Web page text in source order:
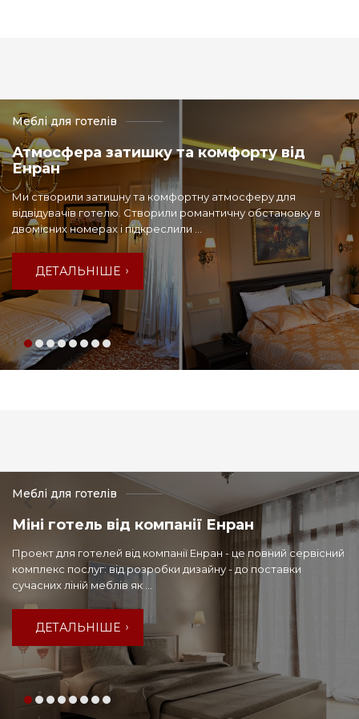
Меблі для готелів
Атмосфера затишку та комфорту від
Енран
Ми створили затишну та комфортну атмосферу для
відвідувачів готелю. Створили романтичну обстановку в
двомісних номерах і підкреслили ...
ДЕТАЛЬНІШЕ
ДЕТАЛЬНІШЕ
ДЕТАЛЬНІШЕ
ДЕТАЛЬНІШЕ
ДЕТАЛЬНІШЕ
ДЕТАЛЬНІШЕ
ДЕТАЛЬНІШЕ
ДЕТАЛЬНІШЕ
Меблі для готелів
Міні готель від компанії Енран
Проект для готелей від компанії Енран - це повний сервісний
комплекс послуг: від розробки дизайну - до поставки
сучасних ліній меблів як ...
ДЕТАЛЬНІШЕ
ДЕТАЛЬНІШЕ
ДЕТАЛЬНІШЕ
ДЕТАЛЬНІШЕ
ДЕТАЛЬНІШЕ
ДЕТАЛЬНІШЕ
ДЕТАЛЬНІШЕ
ДЕТАЛЬНІШЕ